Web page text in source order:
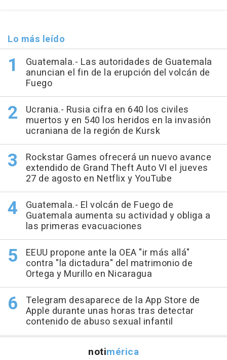
Lo más leído
Guatemala.- Las autoridades de Guatemala
anuncian el fin de la erupción del volcán de
Fuego
Ucrania.- Rusia cifra en 640 los civiles
muertos y en 540 los heridos en la invasión
ucraniana de la región de Kursk
Rockstar Games ofrecerá un nuevo avance
extendido de Grand Theft Auto VI el jueves
27 de agosto en Netflix y YouTube
Guatemala.- El volcán de Fuego de
Guatemala aumenta su actividad y obliga a
las primeras evacuaciones
EEUU propone ante la OEA "ir más allá"
contra "la dictadura" del matrimonio de
Ortega y Murillo en Nicaragua
Telegram desaparece de la App Store de
Apple durante unas horas tras detectar
contenido de abuso sexual infantil
notimérica